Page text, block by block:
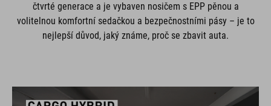
čtvrté generace a je vybaven nosičem s EPP pěnou a
volitelnou komfortní sedačkou a bezpečnostními pásy – je to
nejlepší důvod, jaký známe, proč se zbavit auta.